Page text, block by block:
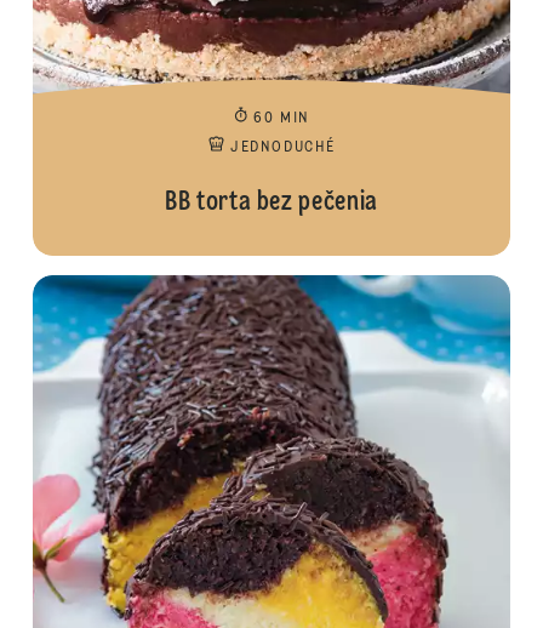
60 MIN
JEDNODUCHÉ
BB torta bez pečenia